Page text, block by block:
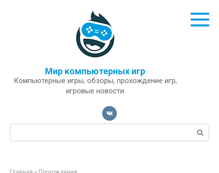
Мир компьютерных игр
Компьютерные игры, обзоры, прохождение игр,
игровые новости
Поиск: